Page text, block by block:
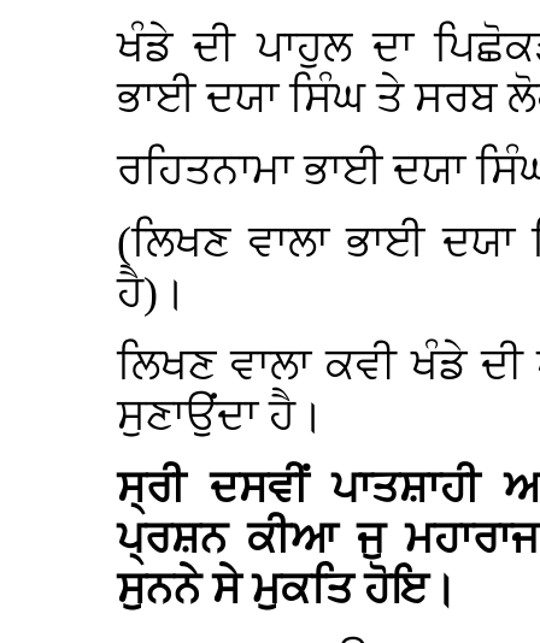
ਖੰਡੇ ਦੀ ਪਾਹੁਲ ਦਾ
ਭਾਈ ਦਯਾ ਸਿੰਘ ਤੇ ਸਰਬ
ਰਹਿਤਨਾਮਾ ਭਾਈ ਦਯਾ
(ਲਿਖਣ ਵਾਲਾ ਭਾਈ ਦਯਾ
ਹੈ)।
ਲਿਖਣ ਵਾਲਾ ਕਵੀ ਖੰਡੇ
ਸੁਣਾਉਂਦਾ ਹੈ।
ਸ੍ਰੀ ਦਸਵੀਂ
ਪ੍ਰਸ਼ਨ ਕੀਆ ਜੁ ਮਹਾਰਾਜ
ਸੁਨਨੇ ਸੇ ਮੁਕਤਿ ਹੋਇ।